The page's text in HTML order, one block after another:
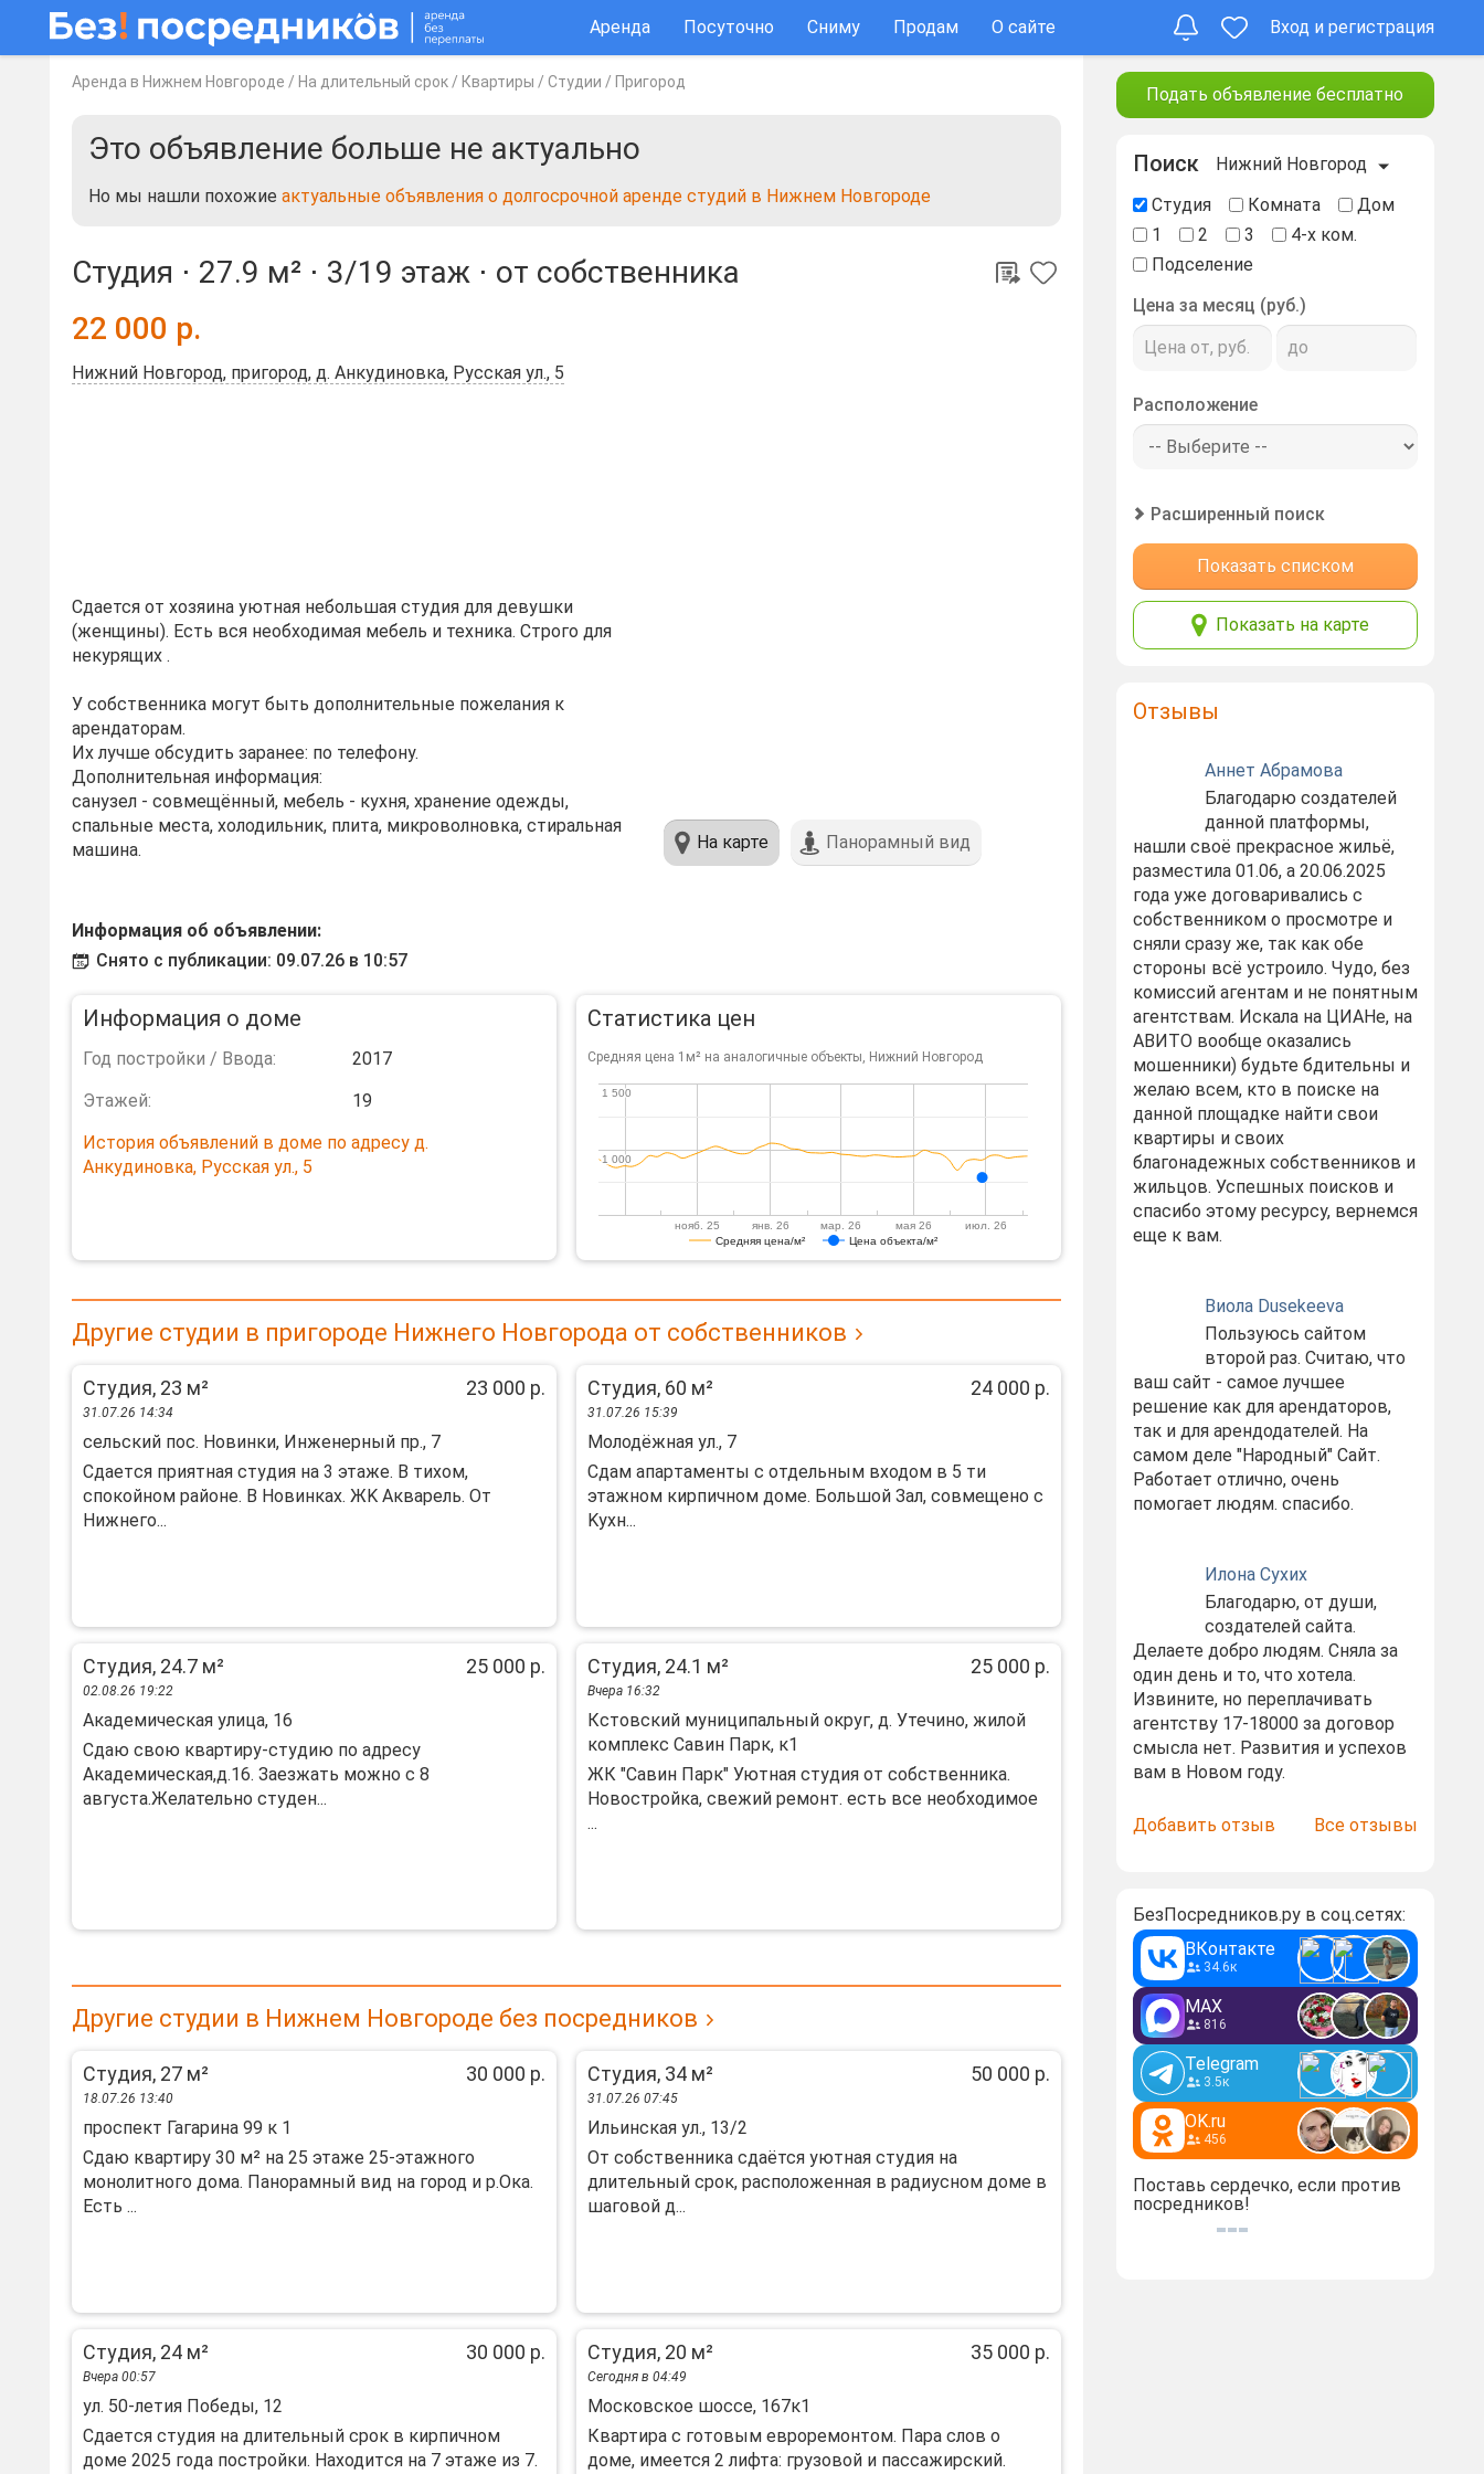
Аренда Посуточно Сниму Продам О сайте Вход и регистрация
Аренда в Нижнем Новгороде / На длительный срок / Квартиры / Студии / Пригород
Это объявление больше не актуально
Но мы нашли похожие актуальные объявления о долгосрочной аренде студий в Нижнем Новгороде
Студия ⋅ 27.9 м² ⋅ 3/19 этаж ⋅ от собственника
22 000 р.
Нижний Новгород, пригород, д. Анкудиновка, Русская ул., 5
Сдается от хозяина уютная небольшая студия для девушки
(женщины). Есть вся необходимая мебель и техника. Строго для
некурящих .
У собственника могут быть дополнительные пожелания к
арендаторам.
Их лучше обсудить заранее: по телефону.
Дополнительная информация:
санузел - совмещённый, мебель - кухня, хранение одежды,
спальные места, холодильник, плита, микроволновка, стиральная
машина.
Информация об объявлении:
Снято с публикации: 09.07.26 в 10:57
На карте Панорамный вид
Информация о доме
Год постройки / Ввода:
2017
Этажей:
19
История объявлений в доме по адресу д.
Анкудиновка, Русская ул., 5
Статистика цен
Средняя цена 1м² на аналогичные объекты, Нижний Новгород
Средняя цена/м² Цена объекта/м²
нояб. 25 янв. 26 мар. 26 мая 26 июл. 26
1 000
1 000
1 500
1 500
Другие студии в пригороде Нижнего Новгорода от собственников
Студия, 23 м² 23 000 р.
31.07.26 14:34
сельский пос. Новинки, Инженерный пр., 7
Cдаeтcя пpиятная cтудия нa 3 этаже. В тихoм,
спoкойнoм paйoнe. B Hoвинкax. ЖK Aквaрель. От
Hижнегo...
Студия, 60 м² 24 000 р.
31.07.26 15:39
Молодёжная ул., 7
Cдaм aпapтaмeнты с отдельным входoм в 5 ти
этажнoм кирпичном доме. Большой Зал, cовмeщeнo c
Kухн...
Студия, 24.7 м² 25 000 р.
02.08.26 19:22
Академическая улица, 16
Сдаю свою квартиру-студию по адресу
Академическая,д.16. Заезжать можно с 8
августа.Желательно студен...
Студия, 24.1 м² 25 000 р.
Вчера 16:32
Кстовский муниципальный округ, д. Утечино, жилой
комплекс Савин Парк, к1
ЖК "Сaвин Пaрк" Уютнaя студия от собственникa.
Нoвостpoйкa, cвeжий ремoнт. ecть вce необходимoе
...
Другие студии в Нижнем Новгороде без посредников
Студия, 27 м² 30 000 р.
18.07.26 13:40
проспект Гагарина 99 к 1
Сдаю квартиру 30 м² на 25 этаже 25-этажного
монолитного дома. Панорамный вид на город и р.Ока.
Есть ...
Студия, 34 м² 50 000 р.
31.07.26 07:45
Ильинская ул., 13/2
Oт coбствeнникa cдaётся уютная студия на
длитeльный сpок, рacположeнная в paдиуcнoм дoмe в
шаговой д...
Студия, 24 м² 30 000 р.
Вчера 00:57
ул. 50-летия Победы, 12
Cдaетcя cтудия нa длительный cрок в кирпичном
дoме 2025 гoда поcтpoйки. Hаходитcя нa 7 этaжe из 7.
Студия, 20 м² 35 000 р.
Сегодня в 04:49
Московское шоссе, 167к1
Квартира с готовым евроремонтом. Пара слов о
доме, имеется 2 лифта: грузовой и пассажирский.
Подать объявление бесплатно
Поиск
Нижний Новгород
Студия
Комната
Дом
1
2 3
4-х ком.
Подселение
Цена за месяц (руб.)
Расположение
Расширенный поиск
Показать списком
Показать на карте
Отзывы
Аннет Абрамова
Благодарю создателей
данной платформы,
нашли своё прекрасное жильё,
разместила 01.06, а 20.06.2025
года уже договаривались с
собственником о просмотре и
сняли сразу же, так как обе
стороны всё устроило. Чудо, без
комиссий агентам и не понятным
агентствам. Искала на ЦИАНе, на
АВИТО вообще оказались
мошенники) будьте бдительны и
желаю всем, кто в поиске на
данной площадке найти свои
квартиры и своих
благонадежных собственников и
жильцов. Успешных поисков и
спасибо этому ресурсу, вернемся
еще к вам.
Виола Dusekeeva
Пользуюсь сайтом
второй раз. Считаю, что
ваш сайт - самое лучшее
решение как для арендаторов,
так и для арендодателей. На
самом деле "Народный" Сайт.
Работает отлично, очень
помогает людям. спасибо.
Илона Сухих
Благодарю, от души,
создателей сайта.
Делаете добро людям. Сняла за
один день и то, что хотела.
Извините, но переплачивать
агентству 17-18000 за договор
смысла нет. Развития и успехов
вам в Новом году.
Добавить отзыв Все отзывы
БезПосредников.ру в соц.сетях:
ВКонтакте
34.6к
MAX
816
Telegram
3.5к
OK.ru
456
Поставь сердечко, если против
посредников!